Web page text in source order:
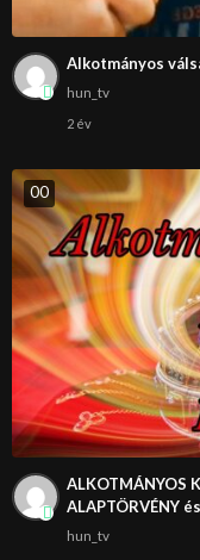
Alkotmányos
hun_tv
2 év
00
ALKOTMÁNYOS
ALAPTÖRVÉNY
hun_tv